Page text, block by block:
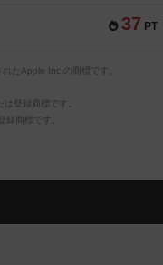
37 PT
たApple Inc.の商標です。
登録商標です。
商標です。